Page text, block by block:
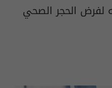
لفرض الحجر الصحي